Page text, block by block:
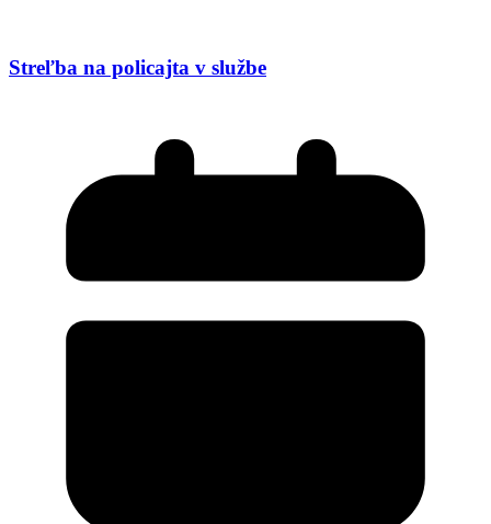
Streľba na policajta v službe